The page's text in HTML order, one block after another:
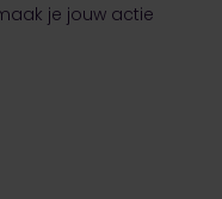
je jouw actie